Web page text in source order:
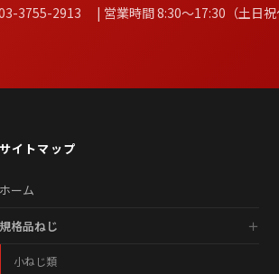
3755-2913 | 営業時間 8:30〜17:30（土日祝
サイトマップ
ホーム
規格品ねじ
小ねじ類